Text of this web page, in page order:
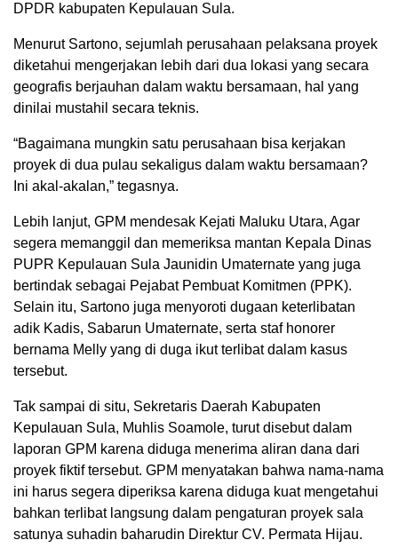
DPDR kabupaten Kepulauan Sula.
Menurut Sartono, sejumlah perusahaan pelaksana proyek
diketahui mengerjakan lebih dari dua lokasi yang secara
geografis berjauhan dalam waktu bersamaan, hal yang
dinilai mustahil secara teknis.
“Bagaimana mungkin satu perusahaan bisa kerjakan
proyek di dua pulau sekaligus dalam waktu bersamaan?
Ini akal-akalan,” tegasnya.
Lebih lanjut, GPM mendesak Kejati Maluku Utara, Agar
segera memanggil dan memeriksa mantan Kepala Dinas
PUPR Kepulauan Sula Jaunidin Umaternate yang juga
bertindak sebagai Pejabat Pembuat Komitmen (PPK).
Selain itu, Sartono juga menyoroti dugaan keterlibatan
adik Kadis, Sabarun Umaternate, serta staf honorer
bernama Melly yang di duga ikut terlibat dalam kasus
tersebut.
Tak sampai di situ, Sekretaris Daerah Kabupaten
Kepulauan Sula, Muhlis Soamole, turut disebut dalam
laporan GPM karena diduga menerima aliran dana dari
proyek fiktif tersebut. GPM menyatakan bahwa nama-nama
ini harus segera diperiksa karena diduga kuat mengetahui
bahkan terlibat langsung dalam pengaturan proyek sala
satunya suhadin baharudin Direktur CV. Permata Hijau.